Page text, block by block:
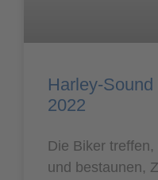
Harley-Sound
2022
Die Biker
und bestaunen,